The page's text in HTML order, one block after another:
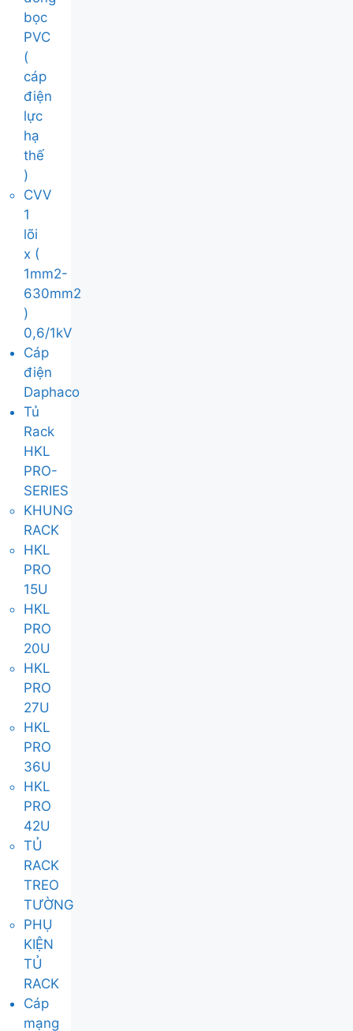
bọc
PVC
(
cáp
điện
lực
hạ
thế
)
CVV
1
lõi
x (
1mm2-
630mm2
)
0,6/1kV
Cáp
điện
Daphaco
Tủ
Rack
HKL
PRO-
SERIES
KHUNG
RACK
HKL
PRO
15U
HKL
PRO
20U
HKL
PRO
27U
HKL
PRO
36U
HKL
PRO
42U
TỦ
RACK
TREO
TƯỜNG
PHỤ
KIỆN
TỦ
RACK
Cáp
mạng